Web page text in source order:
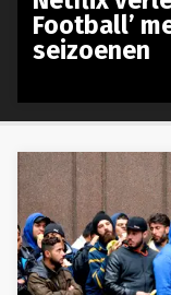
Football’
seizoenen